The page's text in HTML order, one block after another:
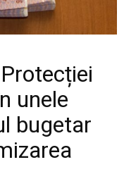
unele
bugetar